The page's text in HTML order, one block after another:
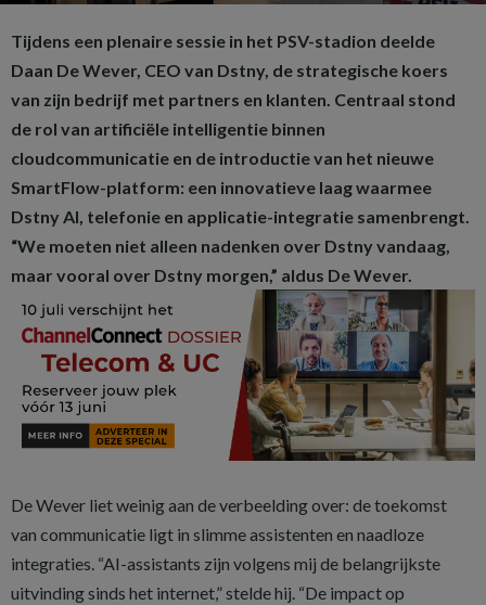
Tijdens een plenaire sessie in het PSV-stadion deelde
Daan De Wever, CEO van Dstny, de strategische koers
van zijn bedrijf met partners en klanten. Centraal stond
de rol van artificiële intelligentie binnen
cloudcommunicatie en de introductie van het nieuwe
SmartFlow-platform: een innovatieve laag waarmee
Dstny AI, telefonie en applicatie-integratie samenbrengt.
“We moeten niet alleen nadenken over Dstny vandaag,
maar vooral over Dstny morgen,” aldus De Wever.
De Wever liet weinig aan de verbeelding over: de toekomst
van communicatie ligt in slimme assistenten en naadloze
integraties. “AI-assistants zijn volgens mij de belangrijkste
uitvinding sinds het internet,” stelde hij. “De impact op